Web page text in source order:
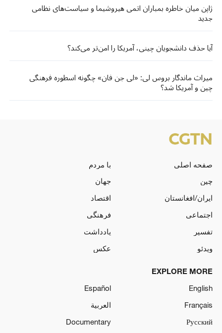
ژاپن میان خاطره بمباران اتمی هیروشیما و سیاست‌های نظامی
جدید
آیا حذف دانشجویان چینی، آمریکا را امن‌تر می‌کند؟
میراث ماندگار بروس لی: «لی جن فان» چگونه اسطوره فرهنگی
چین و آمریکا شد؟
صفحه اصلی
با مردم
چین
جهان
ایران/افغانستان
اقتصاد
اجتماعی
فرهنگی
تفسیر
یادداشت
ویدئو
عکس
EXPLORE MORE
English
Español
Français
العربية
Русский
Documentary